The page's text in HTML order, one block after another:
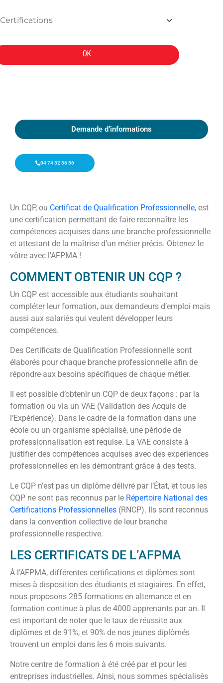
OK
Demande d’informations
04 74 32 36 36
Un CQP, ou Certificat de Qualification Professionnelle, est
une certification permettant de faire reconnaître les
compétences acquises dans une branche professionnelle
et attestant de la maîtrise d’un métier précis. Obtenez le
vôtre avec l’AFPMA !
COMMENT OBTENIR UN CQP ?
Un CQP est accessible aux étudiants souhaitant
compléter leur formation, aux demandeurs d’emploi mais
aussi aux salariés qui veulent développer leurs
compétences.
Des Certificats de Qualification Professionnelle sont
élaborés pour chaque branche professionnelle afin de
répondre aux besoins spécifiques de chaque métier.
Il est possible d’obtenir un CQP de deux façons : par la
formation ou via un VAE (Validation des Acquis de
l’Expérience). Dans le cadre de la formation dans une
école ou un organisme spécialisé, une période de
professionnalisation est requise. La VAE consiste à
justifier des compétences acquises avec des expériences
professionnelles en les démontrant grâce à des tests.
Le CQP n’est pas un diplôme délivré par l’État, et tous les
CQP ne sont pas reconnus par le Répertoire National des
Certifications Professionnelles (RNCP). Ils sont reconnus
dans la convention collective de leur branche
professionnelle respective.
LES CERTIFICATS DE L’AFPMA
À l’AFPMA, différentes certifications et diplômes sont
mises à disposition des étudiants et stagiaires. En effet,
nous proposons 285 formations en alternance et en
formation continue à plus de 4000 apprenants par an. Il
est important de noter que le taux de réussite aux
diplômes et de 91%, et 90% de nos jeunes diplômés
trouvent un emploi dans les 6 mois suivants.
Notre centre de formation à été créé par et pour les
entreprises industrielles. Ainsi, nous sommes spécialisés